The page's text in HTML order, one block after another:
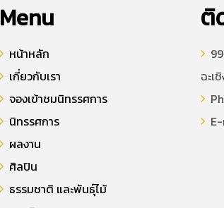
Menu
หน้าหลัก
เกี่ยวกับเรา
จองเข้าชมนิทรรศการ
นิทรรศการ
ผลงาน
ศิลปิน
ธรรมชาติ และพันธุ์ไม้
ติ
ฉะเ